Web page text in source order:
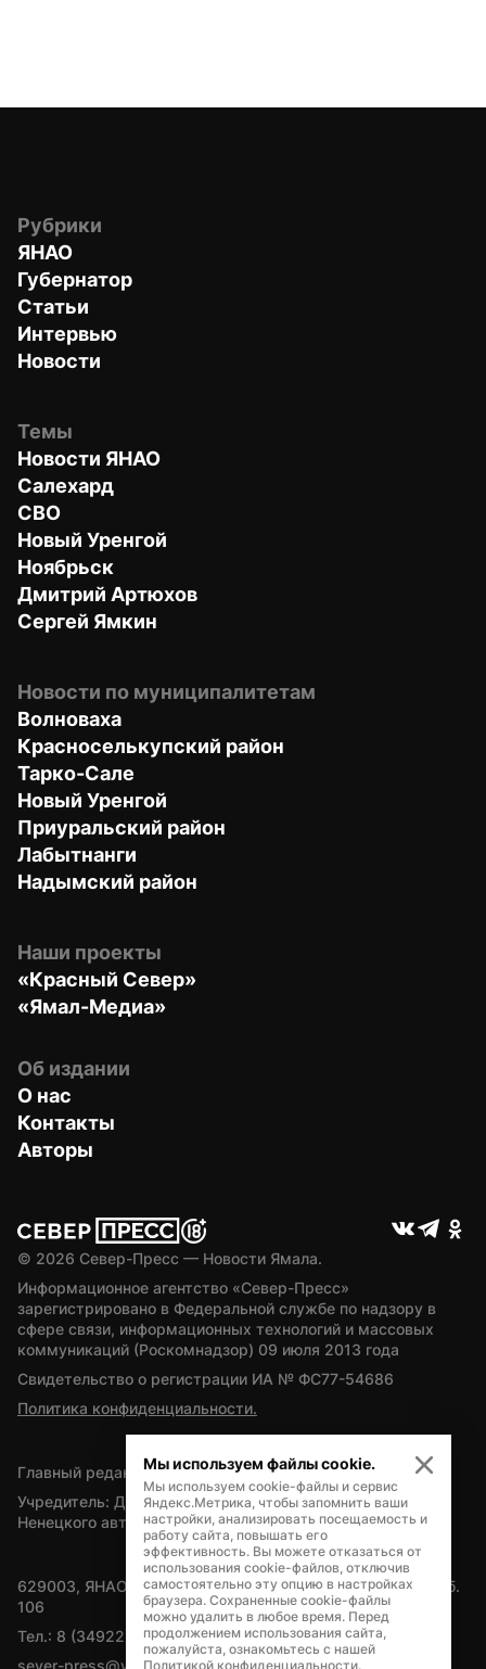
Рубрики
ЯНАО
Губернатор
Статьи
Интервью
Новости
Темы
Новости ЯНАО
Салехард
СВО
Новый Уренгой
Ноябрьск
Дмитрий Артюхов
Сергей Ямкин
Новости по муниципалитетам
Волноваха
Красноселькупский район
Тарко-Сале
Новый Уренгой
Приуральский район
Лабытнанги
Надымский район
Наши проекты
«Красный Север»
«Ямал-Медиа»
Об издании
О нас
Контакты
Авторы
© 2026 Север-Пресс — Новости Ямала.
Информационное агентство «Север-Пресс»
зарегистрировано в Федеральной службе по надзору в
сфере связи, информационных технологий и массовых
коммуникаций (Роскомнадзор) 09 июля 2013 года
Свидетельство о регистрации ИА № ФС77-54686
Политика конфиденциальности.
Главный редактор — А.Л. Поздеев
Учредитель: Департамент внутренней политики Ямало-
Ненецкого автономного округа
629003, ЯНАО, Салехард, мкр. Богдана Кнунянца, д.1, каб.
106
Тел.: 8 (34922) 71262
sever-press@yamal-media.ru
Мы используем файлы cookie.
Мы используем cookie-файлы и сервис
Яндекс.Метрика, чтобы запомнить ваши
настройки, анализировать посещаемость и
работу сайта, повышать его
эффективность. Вы можете отказаться от
использования cookie-файлов, отключив
самостоятельно эту опцию в настройках
браузера. Сохраненные cookie-файлы
можно удалить в любое время. Перед
продолжением использования сайта,
пожалуйста, ознакомьтесь с нашей
Политикой конфиденциальности.